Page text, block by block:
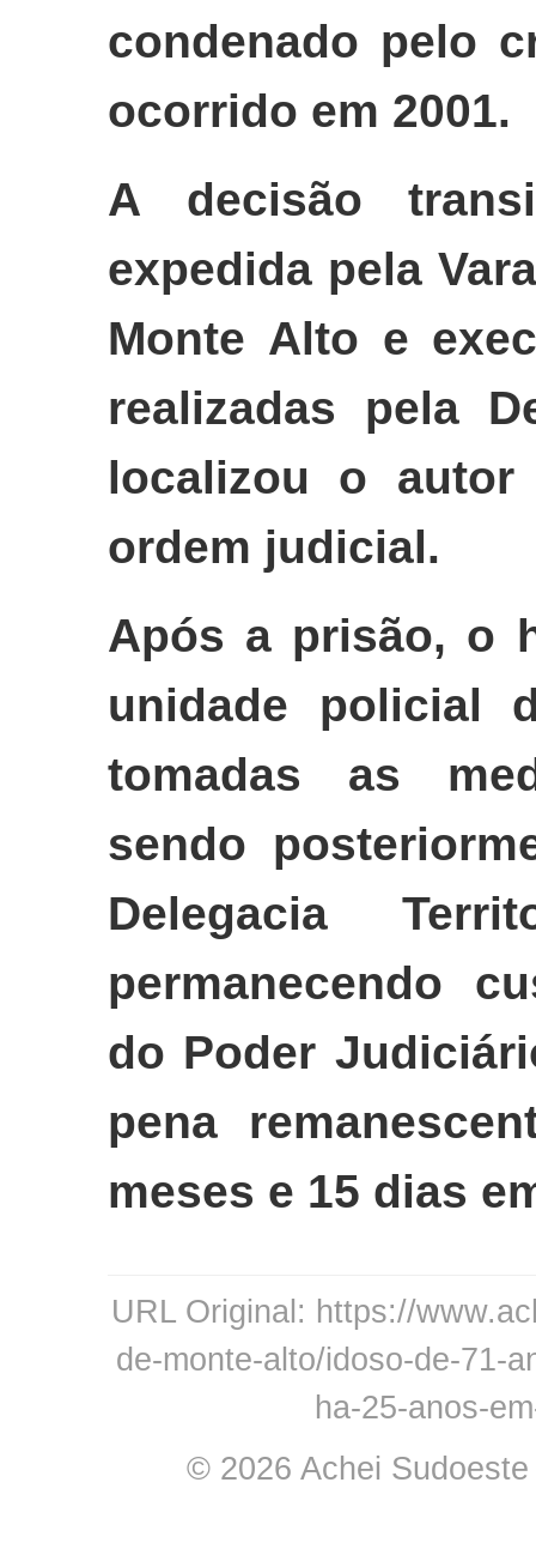
condenado pelo
ocorrido em 2001.
A decisão
expedida pela
Monte Alto e
realizadas pela
localizou o
ordem judicial.
Após a prisão, o
unidade policial
tomadas as
sendo
Delegacia
permanecendo
do Poder
pena
meses e 15 dias
URL Original: https://
de-monte-alto/idoso-de-71-
ha-25-anos-
© 2026 Achei